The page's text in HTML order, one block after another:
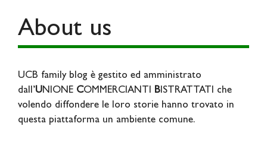
About us
UCB family blog è gestito ed amministrato
dall’UNIONE COMMERCIANTI BISTRATTATI che
volendo diffondere le loro storie hanno trovato in
questa piattaforma un ambiente comune.